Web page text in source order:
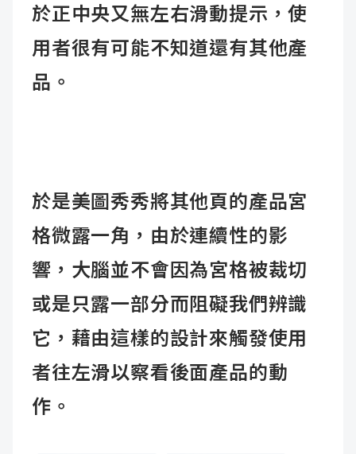
於正中央又無左右滑動提示，使
用者很有可能不知道還有其他產
品。
於是美圖秀秀將其他頁的產品宮
格微露一角，由於連續性的影
響，大腦並不會因為宮格被裁切
或是只露一部分而阻礙我們辨識
它，藉由這樣的設計來觸發使用
者往左滑以察看後面產品的動
作。